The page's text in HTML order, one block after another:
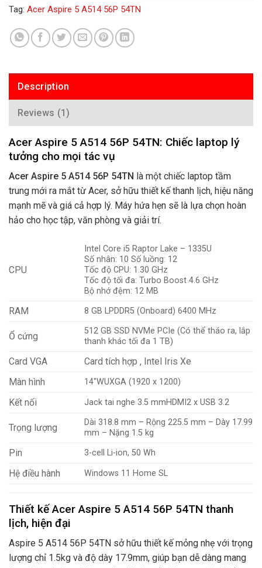
Tag: Acer Aspire 5 A514 56P 54TN
Description
Reviews (1)
Acer Aspire 5 A514 56P 54TN: Chiếc laptop lý
tưởng cho mọi tác vụ
Acer Aspire 5 A514 56P 54TN là một chiếc laptop tầm
trung mới ra mắt từ Acer, sở hữu thiết kế thanh lịch, hiệu năng
mạnh mẽ và giá cả hợp lý. Máy hứa hẹn sẽ là lựa chọn hoàn
hảo cho học tập, văn phòng và giải trí.
CPU
Intel Core i5 Raptor Lake – 1335U
Số nhân: 10 Số luồng: 12
Tốc độ CPU: 1.30 GHz
Tốc độ tối đa: Turbo Boost 4.6 GHz
Bộ nhớ đệm: 12 MB
RAM 8 GB LPDDR5 (Onboard) 6400 MHz
Ổ cứng
512 GB SSD NVMe PCIe (Có thể tháo ra, lắp
thanh khác tối đa 1 TB)
Card VGA
Card tích hợp , Intel Iris Xe
Màn hình
14″WUXGA (1920 x 1200)
Kết nối Jack tai nghe 3.5 mmHDMI2 x USB 3.2
Trọng lượng
Dài 318.8 mm – Rộng 225.5 mm – Dày 17.99
mm – Nặng 1.5 kg
Pin 3-cell Li-ion, 50 Wh
Hệ điều hành Windows 11 Home SL
Thiết kế Acer Aspire 5 A514 56P 54TN thanh
lịch, hiện đại
Aspire 5 A514 56P 54TN sở hữu thiết kế mỏng nhẹ với trọng
lượng chỉ 1.5kg và độ dày 17.9mm, giúp bạn dễ dàng mang